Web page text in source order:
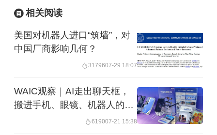
看好中国机器人市场
根据工信部等部门发布的《“十四五”机器
人产业发展规划》，中国的目标是机器
造业机器人密度实现翻番。
目前，我国机器人产业规模快速增长，
相关阅读
美国对机器人进口“筑墙”，对
中国厂商影响几何？
3179607-29 18:07
WAIC观察｜AI走出聊天框，
搬进手机、眼镜、机器人的身
619007-21 15:38